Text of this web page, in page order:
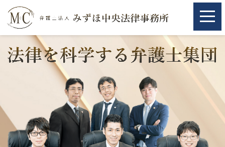
ホーム
相続・遺言
離婚（夫婦間トラブル）
ホーム
相続・遺言
離婚（夫婦間トラブル）